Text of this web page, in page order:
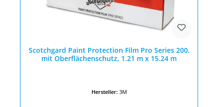
Scotchgard Paint Protection Film Pro Series 200,
mit Oberflächenschutz, 1.21 m x 15.24 m
Hersteller: 3M